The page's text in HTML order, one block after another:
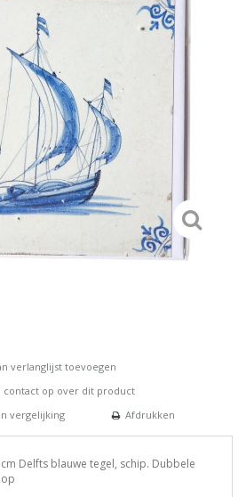
verlanglijst toevoegen
contact op over dit product
vergelijking
Afdrukken
Delfts blauwe tegel, schip. Dubbele